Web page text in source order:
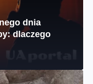
dnia
dlaczego